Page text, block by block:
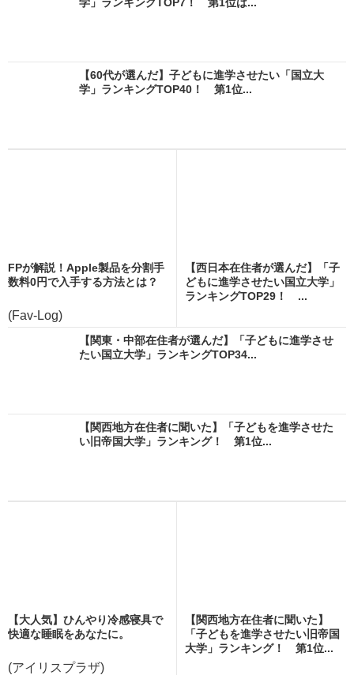
【60代が選んだ】子どもに進学させたい「国立大
学」ランキングTOP40！ 第1位...
FPが解説！Apple製品を分割手
数料0円で入手する方法とは？
(Fav-Log)
【西日本在住者が選んだ】「子
どもに進学させたい国立大学」
ランキングTOP29！ ...
【関東・中部在住者が選んだ】「子どもに進学させ
たい国立大学」ランキングTOP34...
【関西地方在住者に聞いた】「子どもを進学させた
い旧帝国大学」ランキング！ 第1位...
【大人気】ひんやり冷感寝具で
快適な睡眠をあなたに。
(アイリスプラザ)
【関西地方在住者に聞いた】
「子どもを進学させたい旧帝国
大学」ランキング！ 第1位...